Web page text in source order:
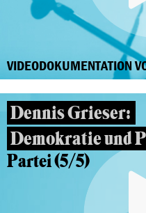
VIDEODOKUMENTATION
Dennis Grieser:
Demokratie und
Partei (5/5)